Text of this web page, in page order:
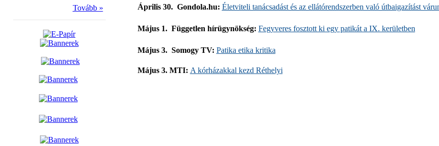
Tovább » Április 30.  Gondola.hu: Életviteli tanácsadást és az ellátórendszerben való útbaigazítást
Május 1.  Független hírügynökség: Fegyveres fosztott ki egy patikát a IX. kerületben
Május 3.  Somogy TV: Patika etika kritika
Május 3. MTI: A kórházakkal kezd Réthelyi